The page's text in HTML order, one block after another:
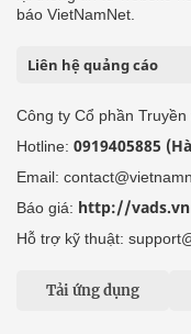
báo VietNamNet.
Liên hệ quảng cáo
Công ty Cổ phần
Hotline: 0919405885
Email:
Báo giá: http://vads.vn
Hỗ trợ kỹ thuật:
Tải ứng dụng